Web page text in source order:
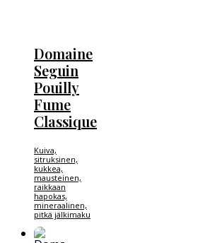
Domaine
Seguin
Pouilly
Fume
Classique
Kuiva,
sitruksinen,
kukkea,
mausteinen,
raikkaan
hapokas,
mineraalinen,
pitkä jälkimaku